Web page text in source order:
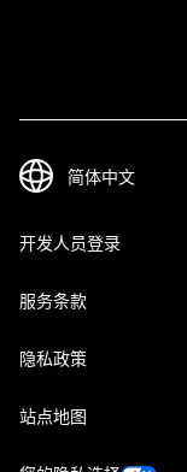
开发人员登录
服务条款
隐私政策
站点地图